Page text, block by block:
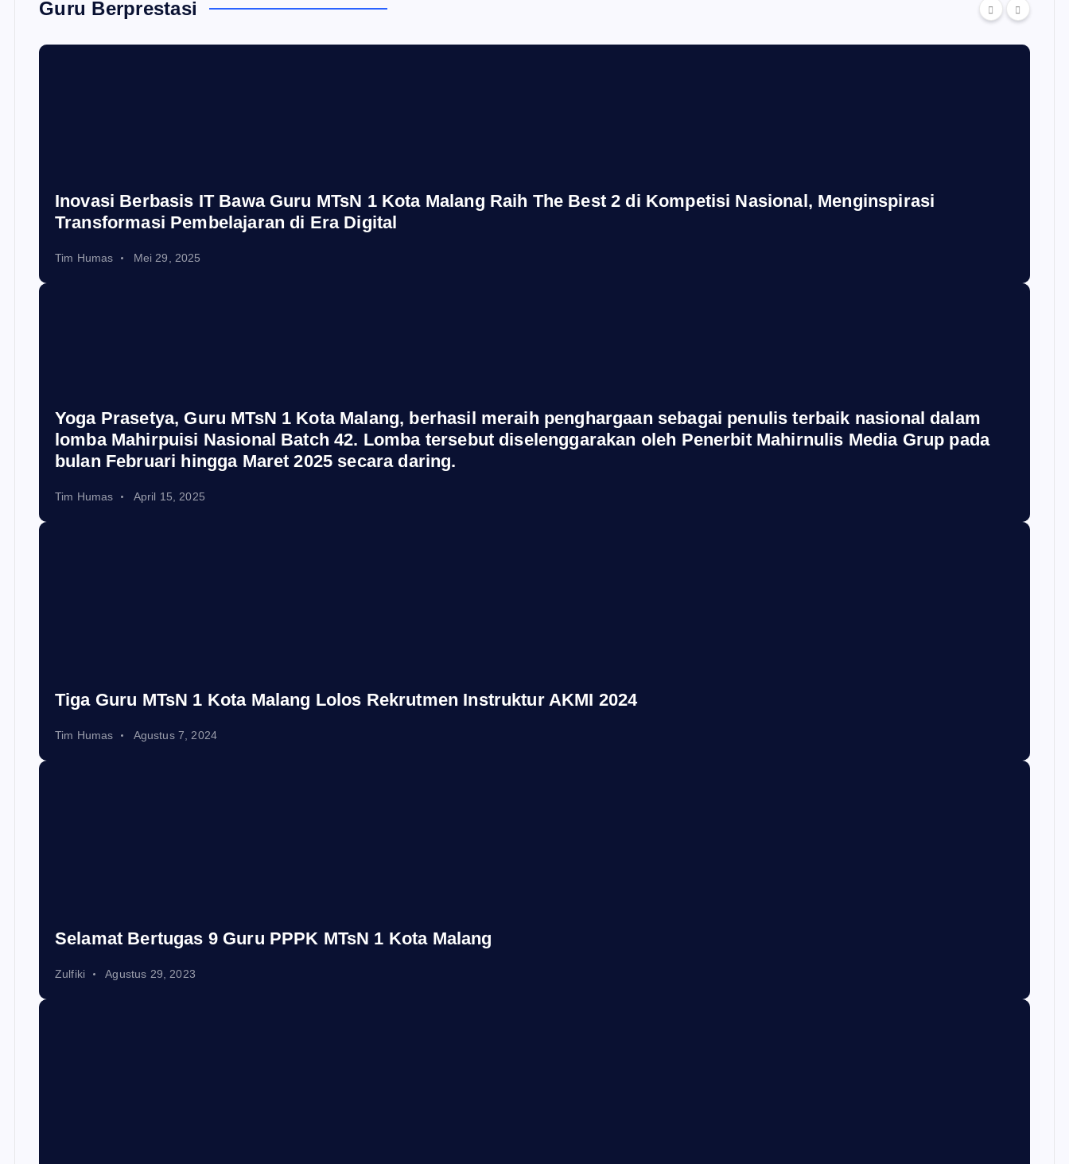
Guru Berprestasi
Inovasi Berbasis IT Bawa Guru MTsN 1 Kota Malang Raih The Best 2 di Kompetisi Nasional, Menginspirasi
Transformasi Pembelajaran di Era Digital
Tim Humas Mei 29, 2025
Yoga Prasetya, Guru MTsN 1 Kota Malang, berhasil meraih penghargaan sebagai penulis terbaik nasional dalam
lomba Mahirpuisi Nasional Batch 42. Lomba tersebut diselenggarakan oleh Penerbit Mahirnulis Media Grup pada
bulan Februari hingga Maret 2025 secara daring.
Tim Humas April 15, 2025
Tiga Guru MTsN 1 Kota Malang Lolos Rekrutmen Instruktur AKMI 2024
Tim Humas Agustus 7, 2024
Selamat Bertugas 9 Guru PPPK MTsN 1 Kota Malang
Zulfiki Agustus 29, 2023